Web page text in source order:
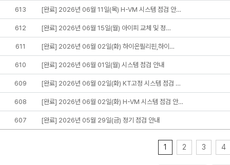
613 [완료] 2026년 06월 11일(목) H-VM 시스템 점검 안…
612 [완료] 2026년 06월 15일(월) 아이피 교체 및 정…
611 [완료] 2026년 06월 02일(화) 하이온필리핀,하이…
610 [완료] 2026년 06월 01일(월) 시스템 점검 안내
609 [완료] 2026년 06월 02일(화) KT고정 시스템 점검 …
608 [완료] 2026년 06월 02일(화) H-VM 시스템 점검 안…
607 [완료] 2026년 05월 29일(금) 정기 점검 안내
1 2 3 4